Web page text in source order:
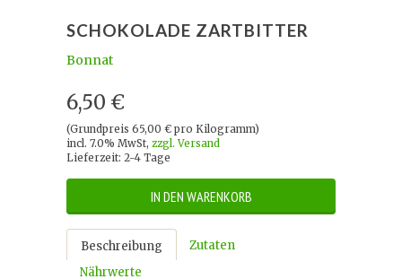
SCHOKOLADE ZARTBITTER
Bonnat
6,50 €
(Grundpreis 65,00 € pro Kilogramm)
incl. 7.0% MwSt, zzgl. Versand
Lieferzeit: 2-4 Tage
IN DEN WARENKORB
Beschreibung
Zutaten
Nährwerte